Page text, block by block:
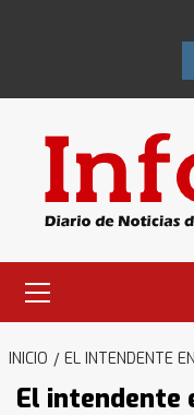
primario
INICIO EL INTENDENTE
El intendente